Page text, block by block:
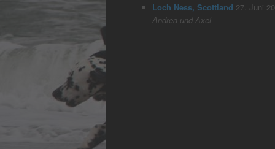
Loch Ness, Scottland 27. Juni
Andrea und Axel